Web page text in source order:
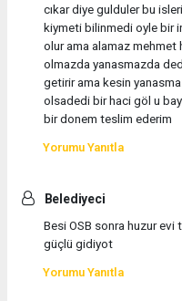
cıkar diye gulduler bu
kiymeti bilinmedi oyle bir
olur ama alamaz mehmet
olmazda yanasmazda
getirir ama kesin
olsadedi bir haci göl u
bir donem teslim ederim
Yorumu Yanıtla
Belediyeci
Besi OSB sonra huzur evi
güçlü gidiyot
Yorumu Yanıtla